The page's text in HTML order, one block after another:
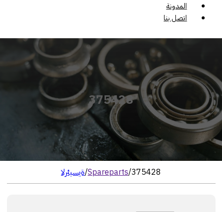
المدونة
اتصل بنا
375428
الرئيسية/Spareparts/375428